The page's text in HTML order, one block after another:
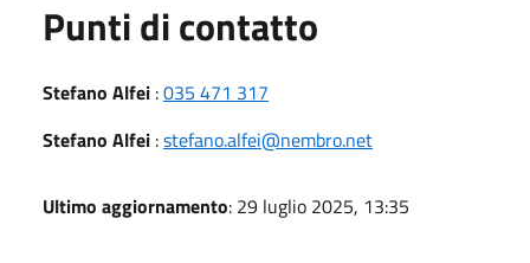
Punti di contatto
Stefano Alfei :035 471 317
Stefano Alfei :stefano.alfei@nembro.net
Ultimo aggiornamento: 29 luglio 2025, 13:35